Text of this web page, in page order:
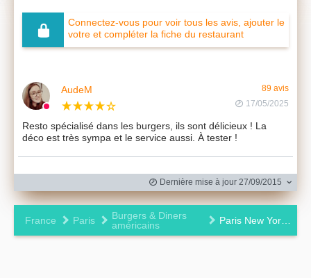
Connectez-vous pour voir tous les avis, ajouter le
votre et compléter la fiche du restaurant
AudeM
89 avis
17/05/2025
Resto spécialisé dans les burgers, ils sont délicieux ! La
déco est très sympa et le service aussi. À tester !
Dernière mise à jour 27/09/2015
France Paris
Burgers & Diners
américains